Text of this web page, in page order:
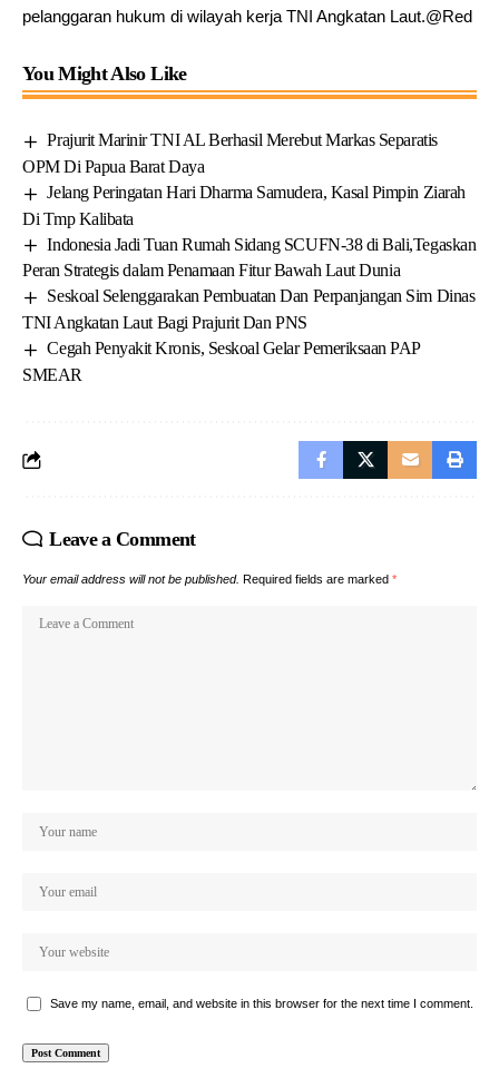
pelanggaran hukum di wilayah kerja TNI Angkatan Laut.@Red
You Might Also Like
Prajurit Marinir TNI AL Berhasil Merebut Markas Separatis
OPM Di Papua Barat Daya
Jelang Peringatan Hari Dharma Samudera, Kasal Pimpin Ziarah
Di Tmp Kalibata
Indonesia Jadi Tuan Rumah Sidang SCUFN-38 di Bali,Tegaskan
Peran Strategis dalam Penamaan Fitur Bawah Laut Dunia
Seskoal Selenggarakan Pembuatan Dan Perpanjangan Sim Dinas
TNI Angkatan Laut Bagi Prajurit Dan PNS
Cegah Penyakit Kronis, Seskoal Gelar Pemeriksaan PAP
SMEAR
Leave a Comment
Your email address will not be published. Required fields are marked *
Save my name, email, and website in this browser for the next time I comment.